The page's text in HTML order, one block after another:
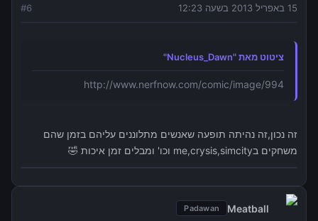
15 באפריל 2013 בשעה 12:23 #6
ציטוט מאת "Nucleus_Dawn"
http://www.nerfnow.com/comic/image/994
זה נכון,זה נהיתה תופעה שאנשים מתלוננים עליהם בזמן שהם
משחקים בme,crysis,simcity וכו' ומבלים זמן איכות 🤣
Meatball
Padawan